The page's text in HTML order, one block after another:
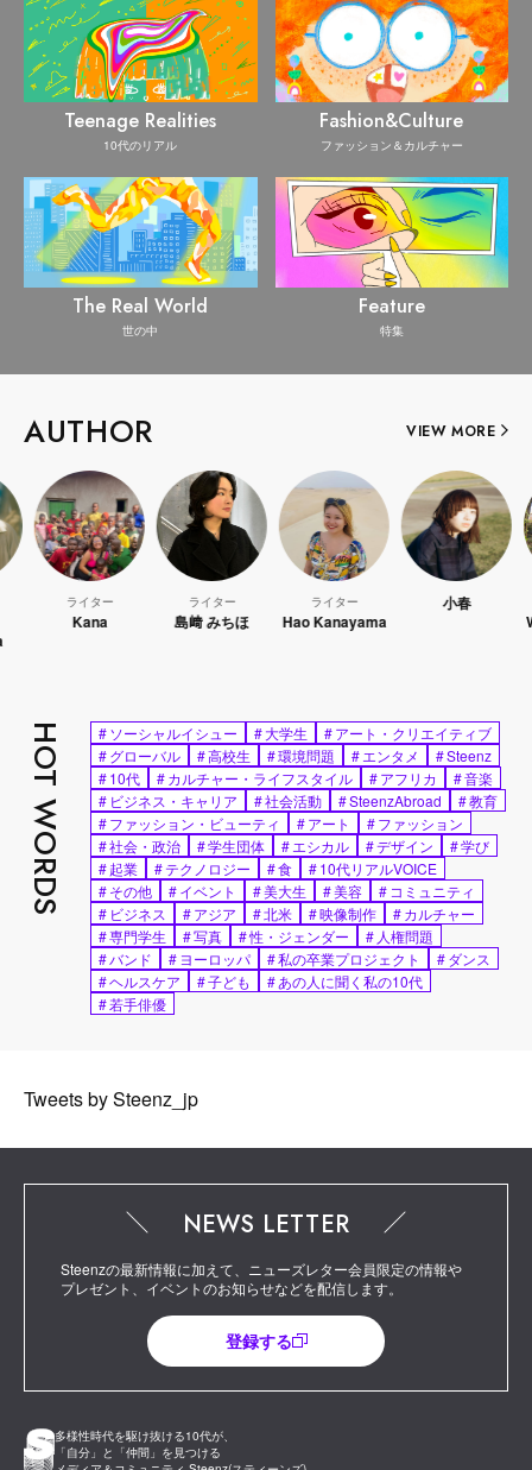
Teenage Realities
10代のリアル
Fashion&Culture
ファッション＆カルチャー
The Real World
世の中
Feature
特集
AUTHOR VIEW MORE
島﨑 みちほ Hao Kanayama
HOT WORDS #ソーシャルイシュー #大学生 #アート・クリエイティブ
#グローバル #高校生 #環境問題 #エンタメ #Steenz
#10代 #カルチャー・ライフスタイル #アフリカ #音楽
# ビジネス・キャリア #社会活動 #SteenzAbroad #教育
#ファッション・ビューティ #アート #ファッション
#社会・政治 #学生団体 #エシカル #デザイン #学び
#起業 #テクノロジー #食 #10代リアルVOICE
#その他 #イベント #美大生 #美容 # コミュニティ
# ビジネス #アジア #北米 #映像制作 #カルチャー
#専門学生 #写真 #性・ジェンダー # 人権問題
#バンド #ヨーロッパ #私の卒業プロジェクト #ダンス
#ヘルスケア #子ども #あの人に聞く私の10代
#若手俳優
Tweets by Steenz_jp
多様性時代を駆け抜ける10代が、
「自分」と「仲間」を見つける
NEWS LETTER
Steenzの最新情報に加えて、ニューズレター会員限定の情報や
プレゼント、イベントのお知らせなどを配信します。
登録する